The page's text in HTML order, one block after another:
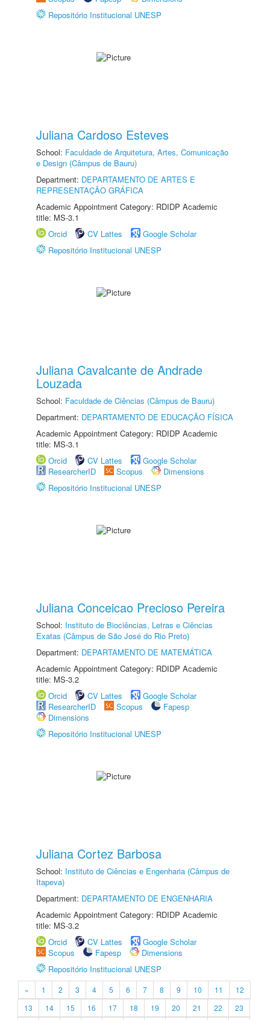
Repositório Institucional UNESP
Juliana Cardoso Esteves
School: Faculdade de Arquitetura, Artes, Comunicação
e Design (Câmpus de Bauru)
Department: DEPARTAMENTO DE ARTES E
REPRESENTAÇÃO GRÁFICA
Academic Appointment Category: RDIDP Academic
title: MS-3.1
Orcid
CV Lattes
Google Scholar
Repositório Institucional UNESP
Juliana Cavalcante de Andrade
Louzada
School: Faculdade de Ciências (Câmpus de Bauru)
Department: DEPARTAMENTO DE EDUCAÇÃO FÍSICA
Academic Appointment Category: RDIDP Academic
title: MS-3.1
Orcid
CV Lattes
Google Scholar
ResearcherID
Scopus
Dimensions
Repositório Institucional UNESP
Juliana Conceicao Precioso Pereira
School: Instituto de Biociências, Letras e Ciências
Exatas (Câmpus de São José do Rio Preto)
Department: DEPARTAMENTO DE MATEMÁTICA
Academic Appointment Category: RDIDP Academic
title: MS-3.2
Orcid
CV Lattes
Google Scholar
ResearcherID
Scopus
Fapesp
Dimensions
Repositório Institucional UNESP
Juliana Cortez Barbosa
School: Instituto de Ciências e Engenharia (Câmpus de
Itapeva)
Department: DEPARTAMENTO DE ENGENHARIA
Academic Appointment Category: RDIDP Academic
title: MS-3.2
Orcid
CV Lattes
Google Scholar
Scopus
Fapesp
Dimensions
Repositório Institucional UNESP
« 1 2 3 4 5 6 7 8 9 10 11
12
13
14 15 16 17 18 19 20 21 22
23